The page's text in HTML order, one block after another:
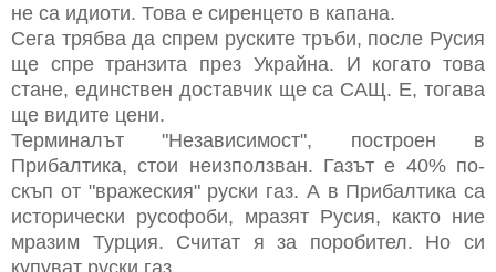
не са идиоти. Това е сиренцето в капана.
Сега трябва да спрем руските тръби, после Русия
ще спре транзита през Украйна. И когато това
стане, единствен доставчик ще са САЩ. Е, тогава
ще видите цени.
Терминалът "Независимост", построен в
Прибалтика, стои неизползван. Газът е 40% по-
скъп от "вражеския" руски газ. А в Прибалтика са
исторически русофоби, мразят Русия, както ние
мразим Турция. Считат я за поробител. Но си
купуват руски газ...